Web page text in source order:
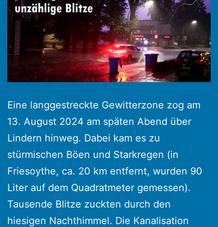
Eine langgestreckte Gewitterzone zog am
13. August 2024 am späten Abend über
Lindern hinweg. Dabei kam es zu
stürmischen Böen und Starkregen (in
Friesoythe, ca. 20 km entfernt, wurden 90
Liter auf dem Quadratmeter gemessen).
Tausende Blitze zuckten durch den
hiesigen Nachthimmel. Die Kanalisation